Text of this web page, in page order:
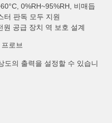
0%RH~95%RH, 비매듭
터 판독 모두 지원
원 공급 장치 역 보호 설계
로브
도의 출력을 설정할 수 있습니